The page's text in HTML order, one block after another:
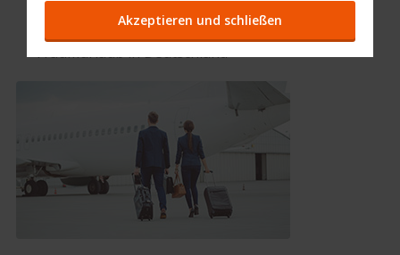
Finde wechselnde Angebote für Deinen
Traumurlaub in Deutschland
Akzeptieren und schließen